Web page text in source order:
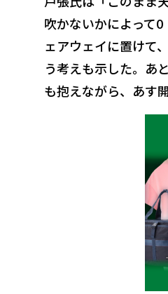
吹かないかによって
ェアウェイに置けて
う考えも示した。あ
も抱えながら、あす